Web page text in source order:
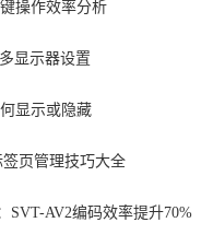
操作效率分析
显示器设置
显示或隐藏
签页管理技巧大全
SVT-AV2编码效率提升70%